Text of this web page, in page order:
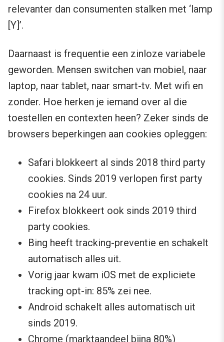
relevanter dan consumenten stalken met ‘lamp
[Y]’.
Daarnaast is frequentie een zinloze variabele
geworden. Mensen switchen van mobiel, naar
laptop, naar tablet, naar smart-tv. Met wifi en
zonder. Hoe herken je iemand over al die
toestellen en contexten heen? Zeker sinds de
browsers beperkingen aan cookies opleggen:
Safari blokkeert al sinds 2018 third party
cookies. Sinds 2019 verlopen first party
cookies na 24 uur.
Firefox blokkeert ook sinds 2019 third
party cookies.
Bing heeft tracking-preventie en schakelt
automatisch alles uit.
Vorig jaar kwam iOS met de expliciete
tracking opt-in: 85% zei nee.
Android schakelt alles automatisch uit
sinds 2019.
Chrome (marktaandeel bijna 80%)